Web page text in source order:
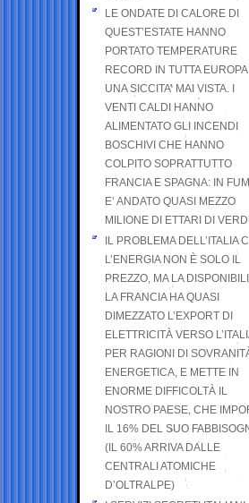
LE ONDATE DI CALORE DI
QUEST’ESTATE HANNO
PORTATO TEMPERATURE
RECORD IN TUTTA
UNA SICCITA’ MAI VISTA. I
VENTI CALDI HANNO
ALIMENTATO GLI INCENDI
BOSCHIVI CHE HANNO
COLPITO SOPRATTUTTO
FRANCIA E SPAGNA: IN
E’ ANDATO QUASI MEZZO
MILIONE DI ETTARI DI
IL PROBLEMA DELL’ITALIA
L’ENERGIA NON È SOLO IL
PREZZO, MA LA
LA FRANCIA HA QUASI
DIMEZZATO L’EXPORT DI
ELETTRICITÀ VERSO
PER RAGIONI DI
ENERGETICA, E METTE IN
ENORME DIFFICOLTÀ IL
NOSTRO PAESE, CHE
IL 16% DEL SUO
(IL 60% ARRIVA DALLE
CENTRALI ATOMICHE
D’OLTRALPE)